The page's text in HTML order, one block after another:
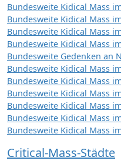
Bundesweite Kidical Mass
Bundesweite Kidical Mass
Bundesweite Kidical Mass
Bundesweite Kidical Mass
Bundesweite Gedenken an
Bundesweite Kidical Mass
Bundesweite Kidical Mass
Bundesweite Kidical Mass
Bundesweite Kidical Mass
Bundesweite Kidical Mass
Bundesweite Kidical Mass
Critical-Mass-Städte